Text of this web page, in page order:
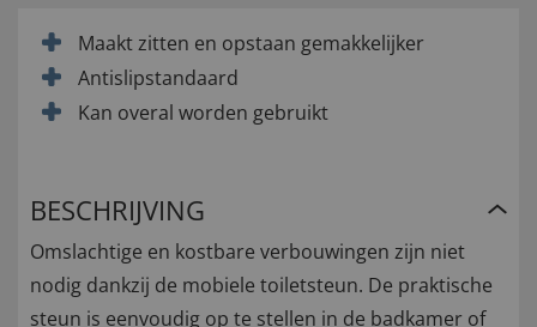
Maakt zitten en opstaan gemakkelijker
Antislipstandaard
Kan overal worden gebruikt
BESCHRIJVING
Omslachtige en kostbare verbouwingen zijn niet
nodig dankzij de mobiele toiletsteun. De praktische
steun is eenvoudig op te stellen in de badkamer of